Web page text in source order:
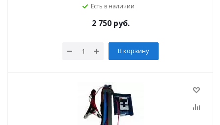
Есть в наличии
2 750руб.
В корзину